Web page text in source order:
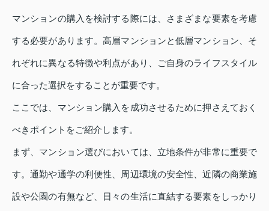
マンションの購入を検討する際には、さまざまな要素を考慮
する必要があります。高層マンションと低層マンション、そ
れぞれに異なる特徴や利点があり、ご自身のライフスタイル
に合った選択をすることが重要です。
ここでは、マンション購入を成功させるために押さえておく
べきポイントをご紹介します。
まず、マンション選びにおいては、立地条件が非常に重要で
す。通勤や通学の利便性、周辺環境の安全性、近隣の商業施
設や公園の有無など、日々の生活に直結する要素をしっかり